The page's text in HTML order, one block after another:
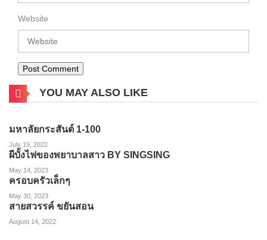
Website
YOU MAY ALSO LIKE
มหาลัยกระสันต์ 1-100
July 19, 2022
ผีบั้งไฟของพยาบาลสาว BY SINGSING
May 14, 2023
ครอบครัวเล็กๆ
May 30, 2023
สายสวรรค์ ขยันสอน
August 14, 2022